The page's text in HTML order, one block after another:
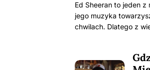
Ed Sheeran to jeden
jego muzyka
chwilach. Dlatego z